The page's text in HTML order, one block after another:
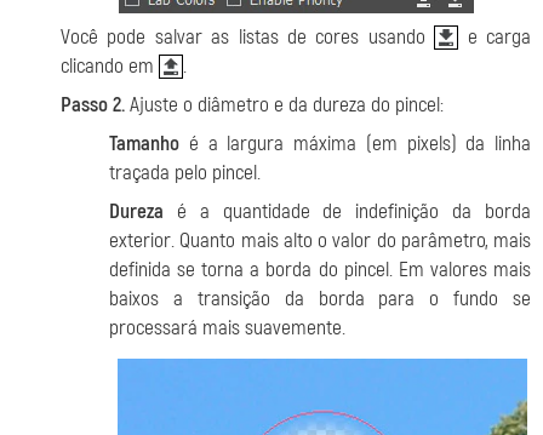
Você pode salvar as listas de cores usando
e carga
clicando em
.
Passo 2.Ajuste o diâmetro e da dureza do pincel:
Tamanho é a largura máxima (em pixels) da linha
traçada pelo pincel.
Dureza é a quantidade de indefinição da borda
exterior. Quanto mais alto o valor do parâmetro, mais
definida se torna a borda do pincel. Em valores mais
baixos a transição da borda para o fundo se
processará mais suavemente.